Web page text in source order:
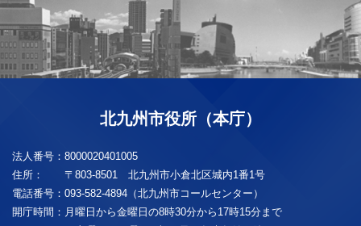
北九州市役所（本庁）
法人番号： 8000020401005
住所：
〒803-8501 北九州市小倉北区城内1番1号
電話番号： 093-582-4894（北九州市コールセンター）
開庁時間： 月曜日から金曜日の8時30分から17時15分まで